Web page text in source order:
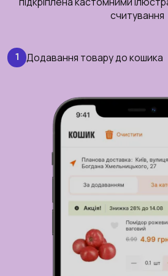
считування
1 Додавання товару до кошика